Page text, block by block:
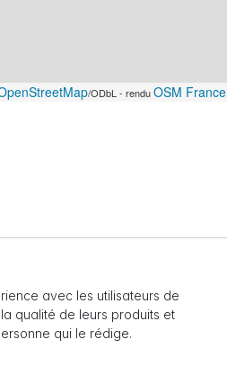
/ODbL - renduOSM France
avec les utilisateurs de
qualité de leurs produits et
qui le rédige.